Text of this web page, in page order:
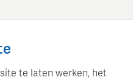
te laten werken, het